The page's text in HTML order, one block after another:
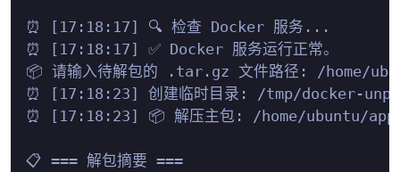
⏰ [17:18:17] 🔍 检查 Docker 服务...
⏰ [17:18:17] ✅ Docker 服务运行正常。
📦 请输入待解包的 .tar.gz 文件路径: /home/
⏰ [17:18:23] 创建临时目录: /tmp/docker-
⏰ [17:18:23] 📦 解压主包: /home/ubuntu/
📋 === 解包摘要 ===